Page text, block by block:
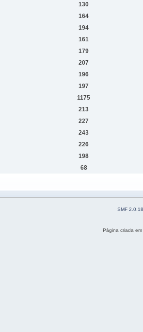
130
164
194
161
179
207
196
197
1175
213
227
243
226
198
68
SMF 2.0.18
Página criada